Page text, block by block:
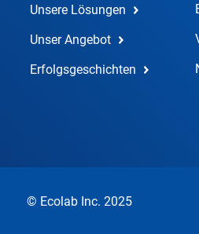
Unsere Lösungen
Unser Angebot
Erfolgsgeschichten
© Ecolab Inc. 2025